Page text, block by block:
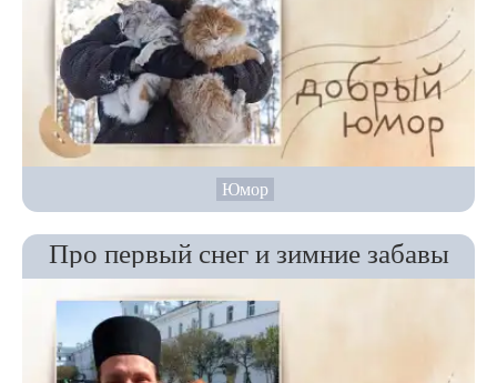
Юмор
Про первый снег и зимние забавы